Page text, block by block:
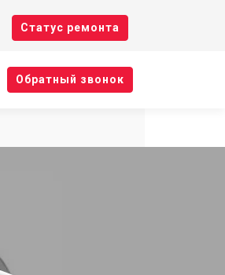
Cтатус ремонта
Oбратный звонок